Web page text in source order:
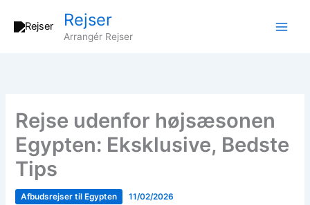
Rejser
Arrangér Rejser
Rejse udenfor højsæsonen
Egypten: Eksklusive, Bedste
Tips
Afbudsrejser til Egypten 11/02/2026